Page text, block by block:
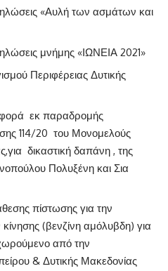
«Αυλή των ασμάτων και
μνήμης «ΙΩΝΕΙΑ 2021»
Περιφέρειας Δυτικής
εκ παραδρομής
114/20 του Μονομελούς
δικαστική δαπάνη , της
Πολυξένη και Σια
πίστωσης για την
(βενζίνη αμόλυβδη) για
από την
& Δυτικής Μακεδονίας